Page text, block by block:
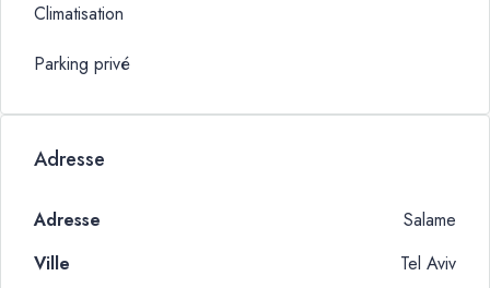
Climatisation
Parking privé
Adresse
Adresse
Salame
Ville
Tel Aviv